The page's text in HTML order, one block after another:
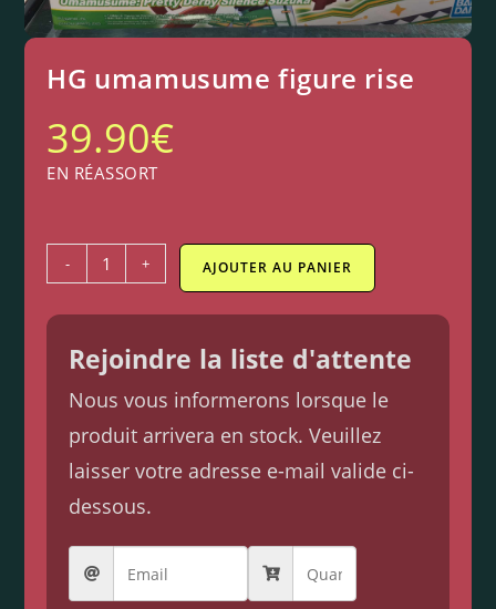
HG umamusume figure rise
39.90€
EN RÉASSORT
- + AJOUTER AU PANIER
Rejoindre la liste d'attente
Nous vous informerons lorsque le
produit arrivera en stock. Veuillez
laisser votre adresse e-mail valide ci-
dessous.